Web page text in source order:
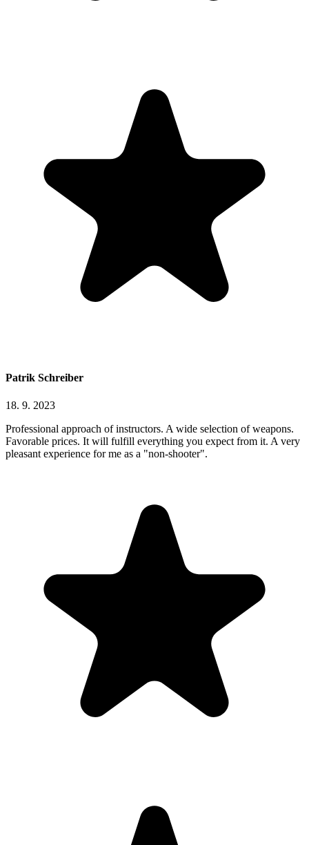
Patrik Schreiber
18. 9. 2023
Professional approach of instructors. A wide selection of weapons.
Favorable prices. It will fulfill everything you expect from it. A very
pleasant experience for me as a "non-shooter".